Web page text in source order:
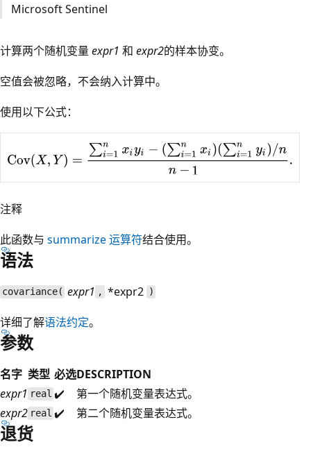
Microsoft Sentinel
计算两个随机变量 expr1 和 expr2的样本协变。
空值会被忽略，不会纳入计算中。
使用以下公式：
注释
此函数与 summarize 运算符结合使用。
语法
covariance( expr1 , *expr2 )
详细了解语法约定。
参数
名字 类型 必选DESCRIPTION
expr1 real ✔️
第一个随机变量表达式。
expr2 real ✔️ 第二个随机变量表达式。
退货